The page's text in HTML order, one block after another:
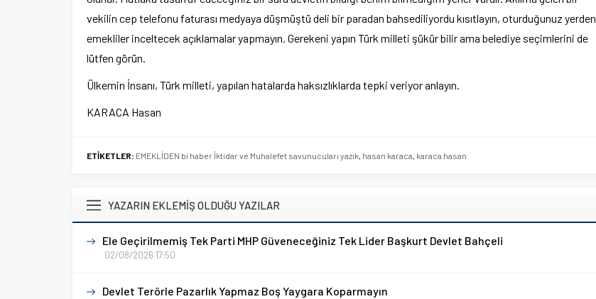
vekilin cep telefonu faturası medyaya düşmüştü deli bir paradan bahsediliyordu kısıtlayın, oturduğunuz yerden
emekliler inceltecek açıklamalar yapmayın. Gerekeni yapın Türk milleti şükür bilir ama belediye seçimlerini de
lütfen görün.
Ülkemin İnsanı, Türk milleti, yapılan hatalarda haksızlıklarda tepki veriyor anlayın.
KARACA Hasan
ETİKETLER: EMEKLİDEN bi haber İktidar ve Muhalefet savunucuları yazık, hasan karaca, karaca hasan
YAZARIN EKLEMİŞ OLDUĞU YAZILAR
Ele Geçirilmemiş Tek Parti MHP Güveneceğiniz Tek Lider Başkurt Devlet Bahçeli
02/08/2026 17:50
Devlet Terörle Pazarlık Yapmaz Boş Yaygara Koparmayın